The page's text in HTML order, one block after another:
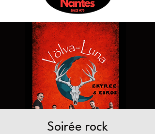
Soirée rock